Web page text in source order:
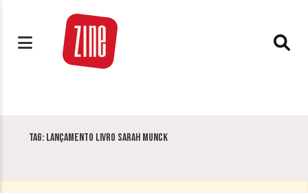
Tag: Lançamento livro Sarah Munck